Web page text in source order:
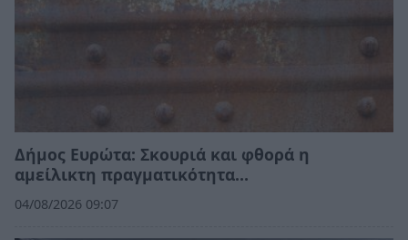
Δήμος Ευρώτα: Σκουριά και φθορά η
αμείλικτη πραγματικότητα…
04/08/2026 09:07